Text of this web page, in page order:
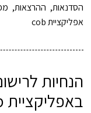
הסדנאות, ההרצאות,
אפליקציית cob
הנחיות
באפליקציית cob